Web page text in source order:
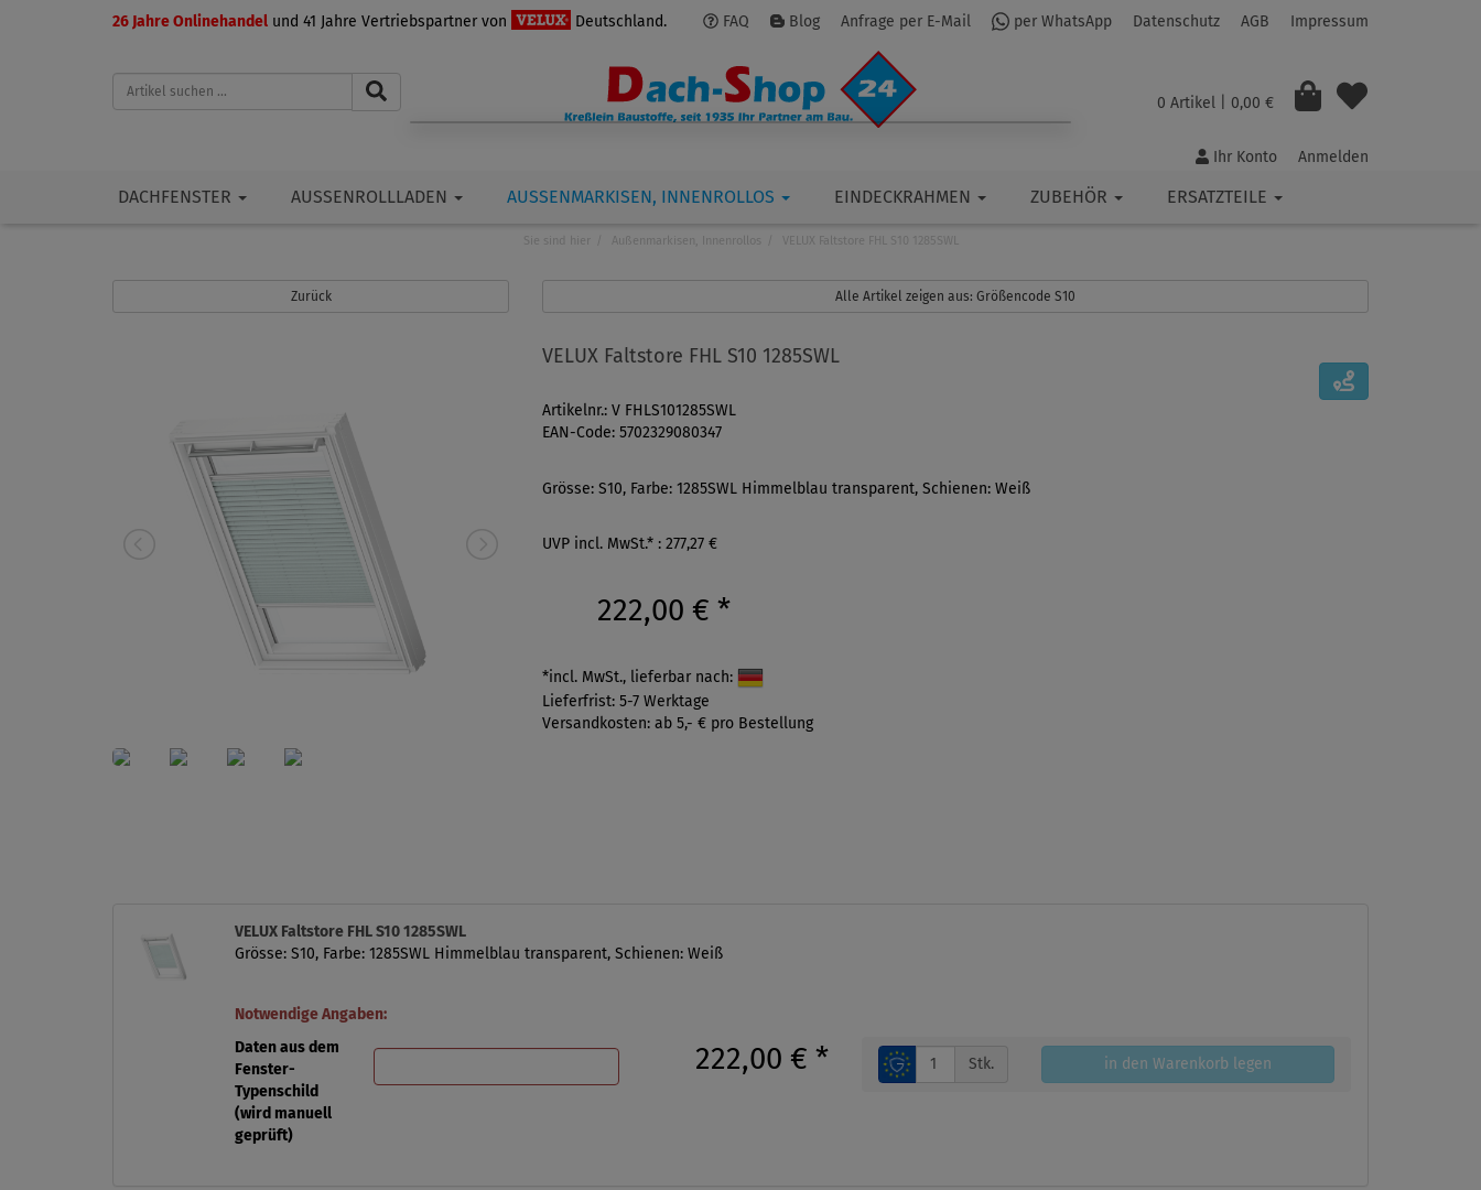
26 Jahre Onlinehandel und 41 Jahre Vertriebspartner von Deutschland. FAQ Blog Anfrage per E-Mail per WhatsApp Datenschutz AGB Impressum
0 Artikel | 0,00 €
Ihr Konto Anmelden
DACHFENSTER AUSSENROLLLADEN AUSSENMARKISEN, INNENROLLOS EINDECKRAHMEN ZUBEHÖR ERSATZTEILE
Sie sind hier Außenmarkisen, Innenrollos VELUX Faltstore FHL S10 1285SWL
Zurück Alle Artikel zeigen aus: Größencode S10
VELUX Faltstore FHL S10 1285SWL
Artikelnr.: V FHLS101285SWL
EAN-Code: 5702329080347
Grösse: S10, Farbe: 1285SWL Himmelblau transparent, Schienen: Weiß
UVP incl. MwSt.* : 277,27 €
222,00 € *
*incl. MwSt., lieferbar nach:
Lieferfrist: 5-7 Werktage
Versandkosten: ab 5,- € pro Bestellung
VELUX Faltstore FHL S10 1285SWL
Grösse: S10, Farbe: 1285SWL Himmelblau transparent, Schienen: Weiß
Notwendige Angaben:
Daten aus dem
Fenster-
Typenschild
(wird manuell
geprüft)
222,00 € * Stk. in den Warenkorb legen